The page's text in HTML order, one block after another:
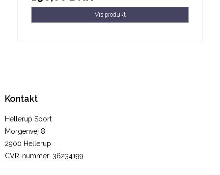
Vis produkt
Kontakt
Hellerup Sport
Morgenvej 8
2900 Hellerup
CVR-nummer: 36234199